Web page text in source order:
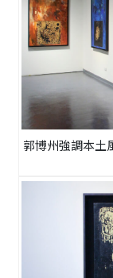
郭博州強調本土